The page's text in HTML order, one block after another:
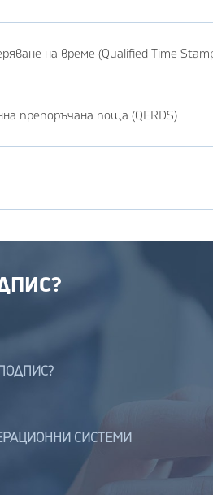
на време (Qualified Time
препоръчана поща (QERDS)
СИСТЕМИ